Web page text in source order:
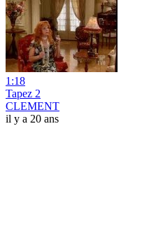
1:18
Tapez 2
CLEMENT
il y a 20 ans